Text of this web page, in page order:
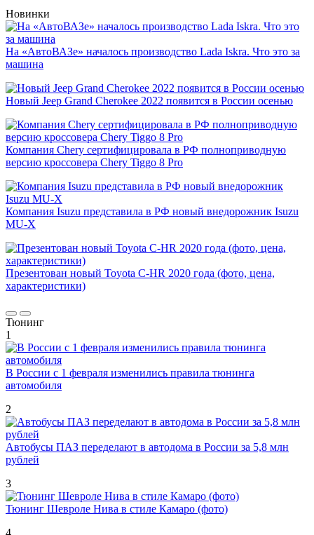
Новинки
На «АвтоВАЗе» началось производство Lada Iskra. Что это за
машина
Новый Jeep Grand Cherokee 2022 появится в России осенью
Компания Chery сертифицировала в РФ полноприводную
версию кроссовера Chery Tiggo 8 Pro
Компания Isuzu представила в РФ новый внедорожник Isuzu
MU-X
Презентован новый Toyota C-HR 2020 года (фото, цена,
характеристики)
Тюнинг
1
В России с 1 февраля изменились правила тюнинга
автомобиля
2
Автобусы ПАЗ переделают в автодома в России за 5,8 млн
рублей
3
Тюнинг Шевроле Нива в стиле Камаро (фото)